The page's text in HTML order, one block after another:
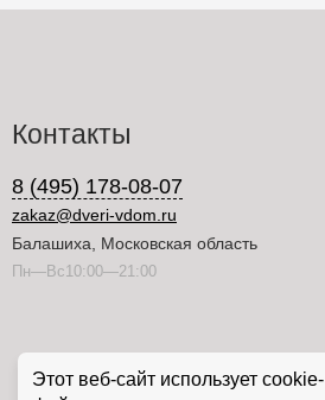
Контакты
8 (495) 178-08-07
zakaz@dveri-vdom.ru
Балашиха, Московская область
Пн—Вс10:00—21:00
Этот веб-сайт использует cookie-